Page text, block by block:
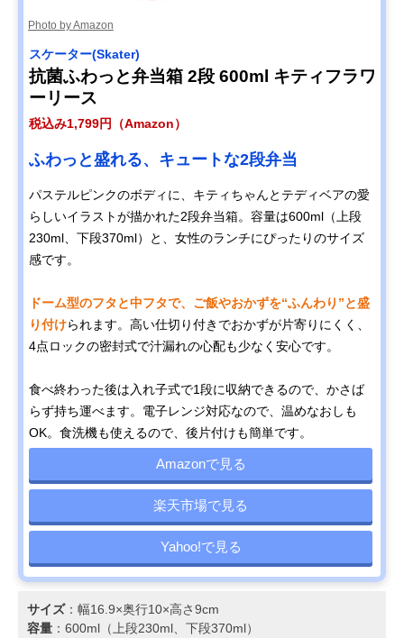
Photo by Amazon
スケーター(Skater)
抗菌ふわっと弁当箱 2段 600ml キティフラワ
ーリース
税込み1,799円（Amazon）
ふわっと盛れる、キュートな2段弁当
パステルピンクのボディに、キティちゃんとテディベアの愛
らしいイラストが描かれた2段弁当箱。容量は600ml（上段
230ml、下段370ml）と、女性のランチにぴったりのサイズ
感です。
ドーム型のフタと中フタで、ご飯やおかずを“ふんわり”と盛
り付けられます。高い仕切り付きでおかずが片寄りにくく、
4点ロックの密封式で汁漏れの心配も少なく安心です。
食べ終わった後は入れ子式で1段に収納できるので、かさば
らず持ち運べます。電子レンジ対応なので、温めなおしも
OK。食洗機も使えるので、後片付けも簡単です。
Amazonで見る
楽天市場で見る
Yahoo!で見る
サイズ：幅16.9×奥行10×高さ9cm
容量 ：600ml（上段230ml、下段370ml）